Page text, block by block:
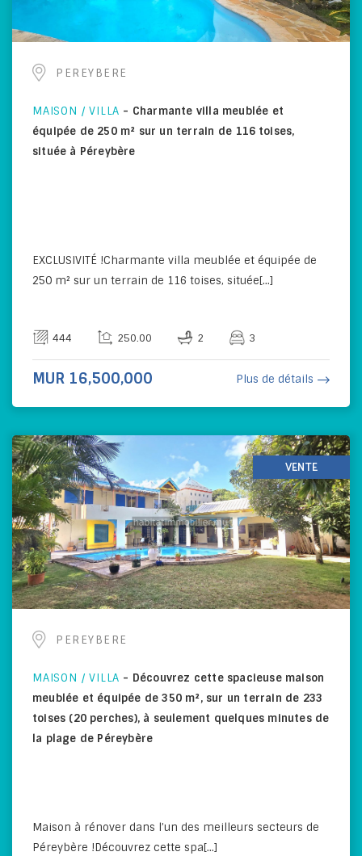
PEREYBERE
MAISON / VILLA - Charmante villa meublée et
équipée de 250 m² sur un terrain de 116 toises,
située à Péreybère
EXCLUSIVITÉ !Charmante villa meublée et équipée de
250 m² sur un terrain de 116 toises, située[...]
444 250.00 2 3
MUR 16,500,000 Plus de détails
VENTE
PEREYBERE
MAISON / VILLA - Découvrez cette spacieuse maison
meublée et équipée de 350 m², sur un terrain de 233
toises (20 perches), à seulement quelques minutes de
la plage de Péreybère
Maison à rénover dans l’un des meilleurs secteurs de
Péreybère !Découvrez cette spa[...]